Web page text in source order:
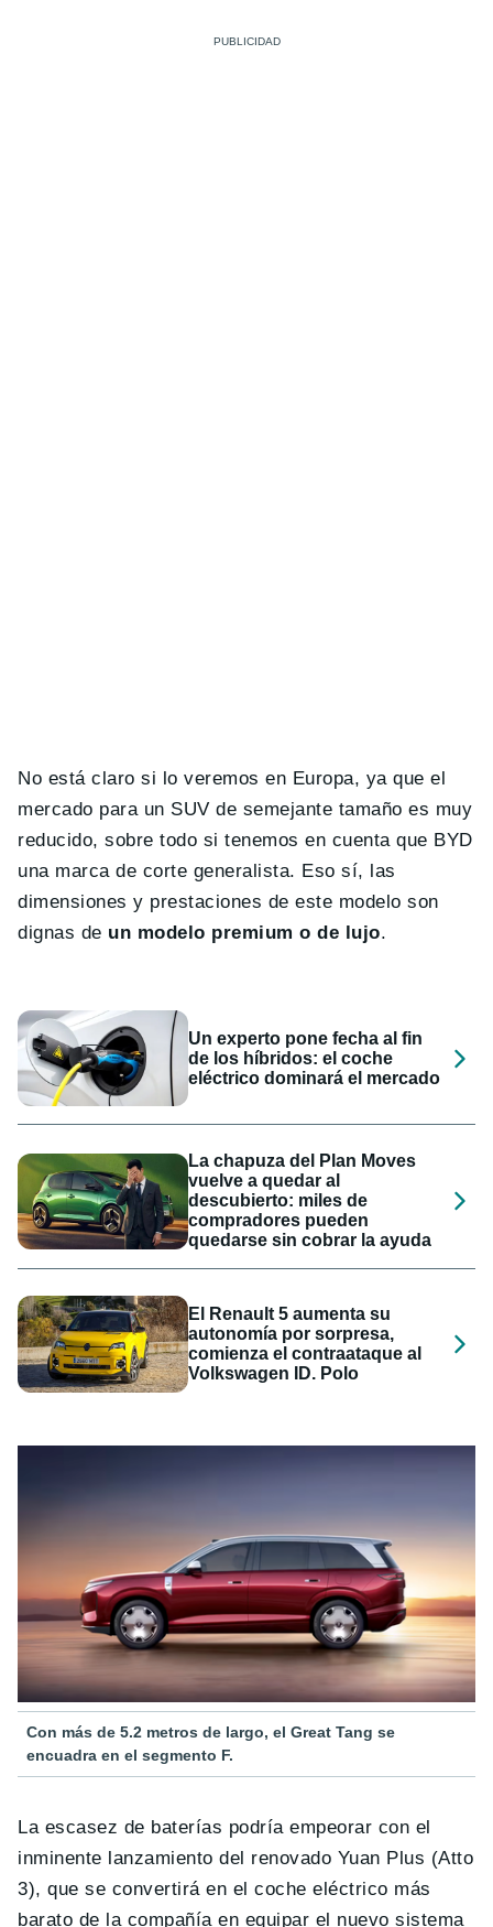
No está claro si lo veremos en Europa, ya que el
mercado para un SUV de semejante tamaño es muy
reducido, sobre todo si tenemos en cuenta que BYD
una marca de corte generalista. Eso sí, las
dimensiones y prestaciones de este modelo son
dignas de un modelo premium o de lujo.
Un experto pone fecha al fin
de los híbridos: el coche
eléctrico dominará el mercado
La chapuza del Plan Moves
vuelve a quedar al
descubierto: miles de
compradores pueden
quedarse sin cobrar la ayuda
El Renault 5 aumenta su
autonomía por sorpresa,
comienza el contraataque al
Volkswagen ID. Polo
Con más de 5.2 metros de largo, el Great Tang se
encuadra en el segmento F.
La escasez de baterías podría empeorar con el
inminente lanzamiento del renovado Yuan Plus (Atto
3), que se convertirá en el coche eléctrico más
barato de la compañía en equipar el nuevo sistema